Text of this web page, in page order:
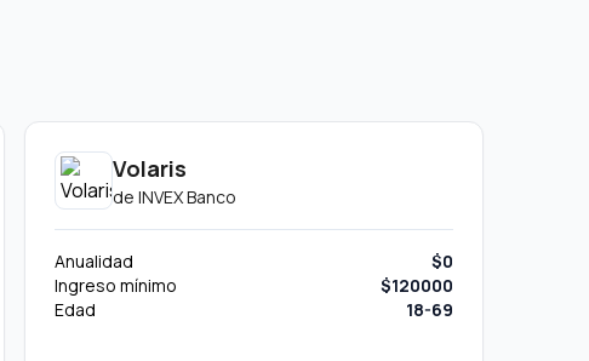
Volaris
de INVEX Banco
Anualidad
$0
Ingreso mínimo
$120000
Edad
18-69